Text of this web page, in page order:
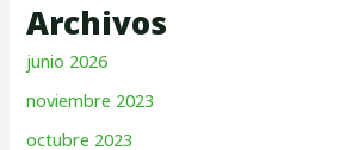
Archivos
junio 2026
noviembre 2023
octubre 2023